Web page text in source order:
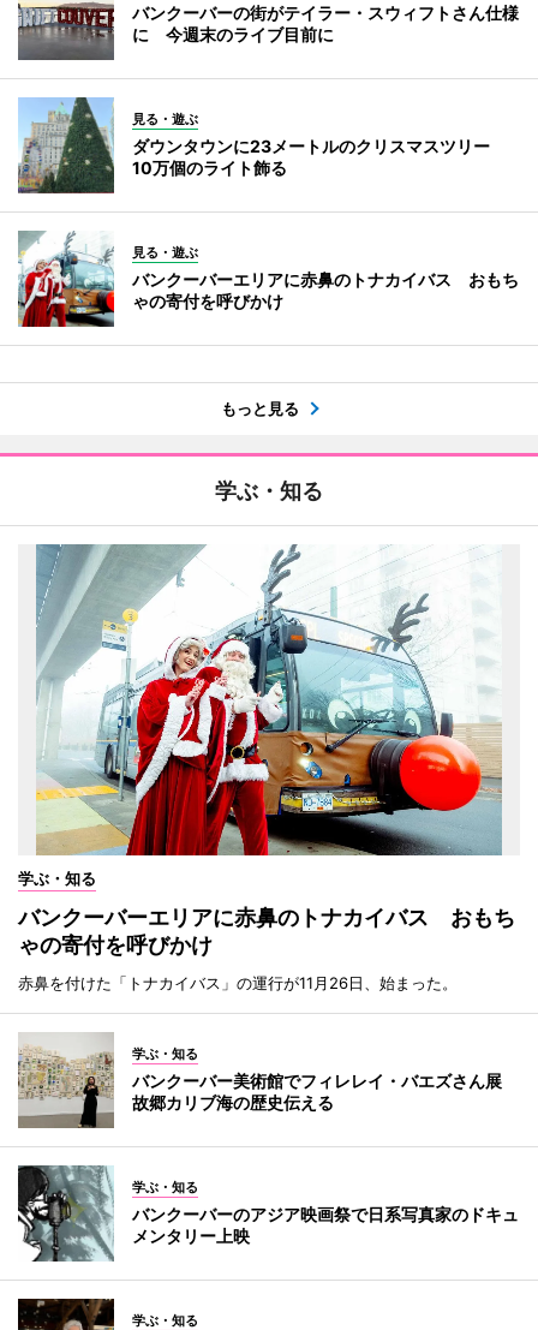
バンクーバーの街がテイラー・スウィフトさん仕様
に 今週末のライブ目前に
見る・遊ぶ
ダウンタウンに23メートルのクリスマスツリー
10万個のライト飾る
見る・遊ぶ
バンクーバーエリアに赤鼻のトナカイバス おもち
ゃの寄付を呼びかけ
もっと見る
学ぶ・知る
学ぶ・知る
バンクーバーエリアに赤鼻のトナカイバス おもち
ゃの寄付を呼びかけ
赤鼻を付けた「トナカイバス」の運行が11月26日、始まった。
学ぶ・知る
バンクーバー美術館でフィレレイ・バエズさん展
故郷カリブ海の歴史伝える
学ぶ・知る
バンクーバーのアジア映画祭で日系写真家のドキュ
メンタリー上映
学ぶ・知る